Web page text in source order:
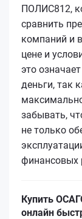
ПОЛИС812,
сравнить
компаний и
цене и
это
деньги, так
забывать,
не только
финансовых
Купить
онлайн